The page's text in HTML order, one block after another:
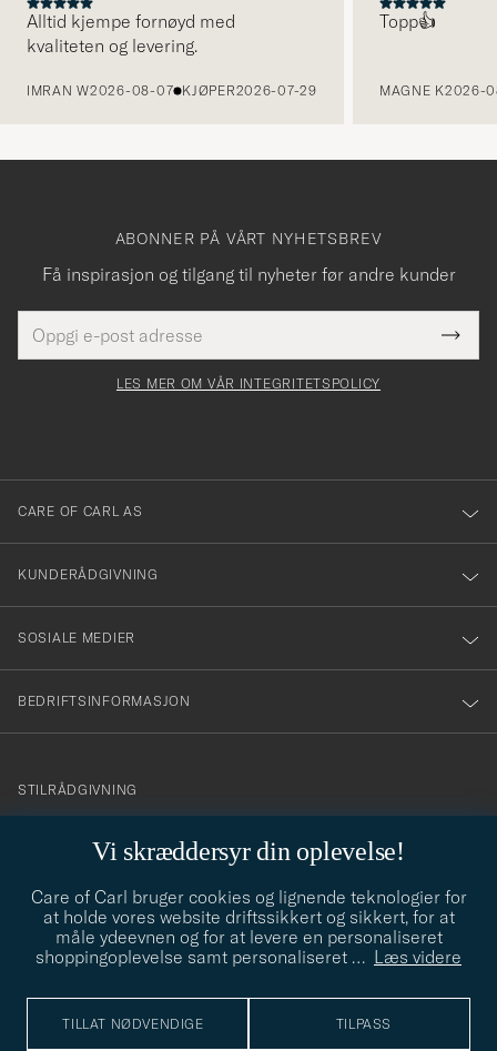
Alltid kjempe fornøyd med
kvaliteten og levering.
IMRAN W2026-08-07 KJØPER2026-07-29
Topp👍
MAGNE K2026-
Vi skræddersyr din oplevelse!
Care of Carl bruger cookies og lignende teknologier for
at holde vores website driftssikkert og sikkert, for at
måle ydeevnen og for at levere en personaliseret
shoppingoplevelse samt personaliseret … Læs videre
TILLAT NØDVENDIGE TILPASS
ABONNER PÅ VÅRT NYHETSBREV
Få inspirasjon og tilgang til nyheter før andre kunder
postadresse
felt
Tack
för
dig
till
vårt
nyhetsbrev!
LES MER OM VÅR INTEGRITETSPOLICY
CARE OF CARL AS
KUNDERÅDGIVNING
SOSIALE MEDIER
BEDRIFTSINFORMASJON
info@careofcarl.no
STILRÅDGIVNING
STILRÅDGIVNING
© Care of Carl 2026